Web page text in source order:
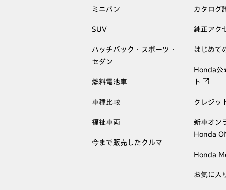
ミニバン
SUV
ハッチバック・スポーツ・
セダン
燃料電池車
車種比較
福祉車両
今まで販売したクルマ
カタログ
純正アク
はじめて
Honda公
ト
クレジッ
新車オン
Honda
Honda
お気に入